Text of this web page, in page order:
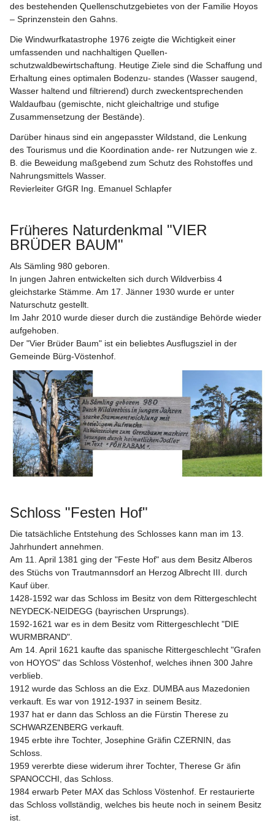
des bestehenden Quellenschutzgebietes von der Familie Hoyos
– Sprinzenstein den Gahns.
Die Windwurfkatastrophe 1976 zeigte die Wichtigkeit einer
umfassenden und nachhaltigen Quellen-
schutzwaldbewirtschaftung. Heutige Ziele sind die Schaffung und
Erhaltung eines optimalen Bodenzu- standes (Wasser saugend,
Wasser haltend und filtrierend) durch zweckentsprechenden
Waldaufbau (gemischte, nicht gleichaltrige und stufige
Zusammensetzung der Bestände).
Darüber hinaus sind ein angepasster Wildstand, die Lenkung
des Tourismus und die Koordination ande- rer Nutzungen wie z.
B. die Beweidung maßgebend zum Schutz des Rohstoffes und
Nahrungsmittels Wasser.
Revierleiter GfGR Ing. Emanuel Schlapfer
Früheres Naturdenkmal "VIER
BRÜDER BAUM"
Als Sämling 980 geboren.
In jungen Jahren entwickelten sich durch Wildverbiss 4
gleichstarke Stämme. Am 17. Jänner 1930 wurde er unter
Naturschutz gestellt.
Im Jahr 2010 wurde dieser durch die zuständige Behörde wieder
aufgehoben.
Der "Vier Brüder Baum" ist ein beliebtes Ausflugsziel in der
Gemeinde Bürg-Vöstenhof.
Schloss "Festen Hof"
Die tatsächliche Entstehung des Schlosses kann man im 13.
Jahrhundert annehmen.
Am 11. April 1381 ging der "Feste Hof" aus dem Besitz Alberos
des Stüchs von Trautmannsdorf an Herzog Albrecht III. durch
Kauf über.
1428-1592 war das Schloss im Besitz von dem Rittergeschlecht
NEYDECK-NEIDEGG (bayrischen Ursprungs).
1592-1621 war es in dem Besitz vom Rittergeschlecht "DIE
WURMBRAND".
Am 14. April 1621 kaufte das spanische Rittergeschlecht "Grafen
von HOYOS" das Schloss Vöstenhof, welches ihnen 300 Jahre
verblieb.
1912 wurde das Schloss an die Exz. DUMBA aus Mazedonien
verkauft. Es war von 1912-1937 in seinem Besitz.
1937 hat er dann das Schloss an die Fürstin Therese zu
SCHWARZENBERG verkauft.
1945 erbte ihre Tochter, Josephine Gräfin CZERNIN, das
Schloss.
1959 vererbte diese widerum ihrer Tochter, Therese Gr äfin
SPANOCCHI, das Schloss.
1984 erwarb Peter MAX das Schloss Vöstenhof. Er restaurierte
das Schloss vollständig, welches bis heute noch in seinem Besitz
ist.